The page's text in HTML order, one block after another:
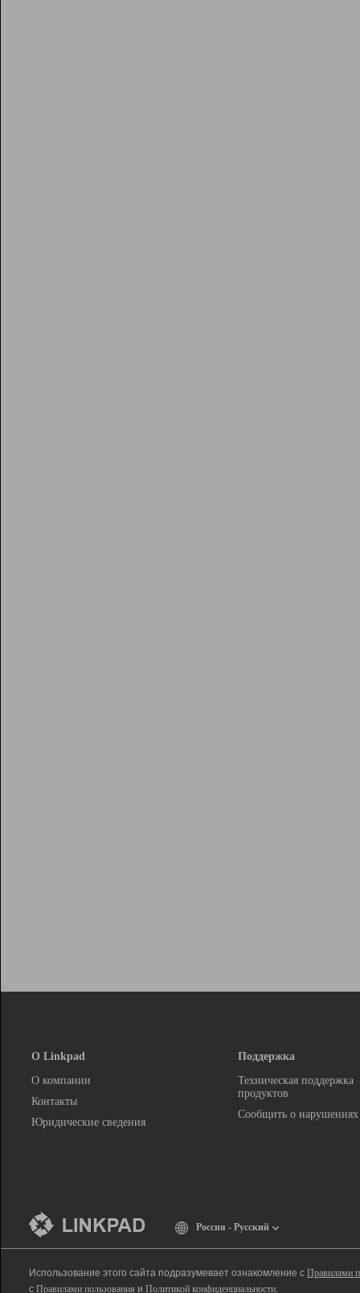
О Linkpad
О компании
Контакты
Юридические сведения
Поддержка
Техническая поддержка
продуктов
Сообщить о нарушениях
Россия - Русский
Использование этого сайта подразумевает ознакомление с Правилами
с Правилами пользования и Политикой конфиденциальности.